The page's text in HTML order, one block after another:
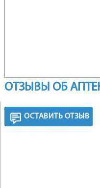
ОТЗЫВЫ ОБ
ОСТАВИТЬ ОТЗЫВ